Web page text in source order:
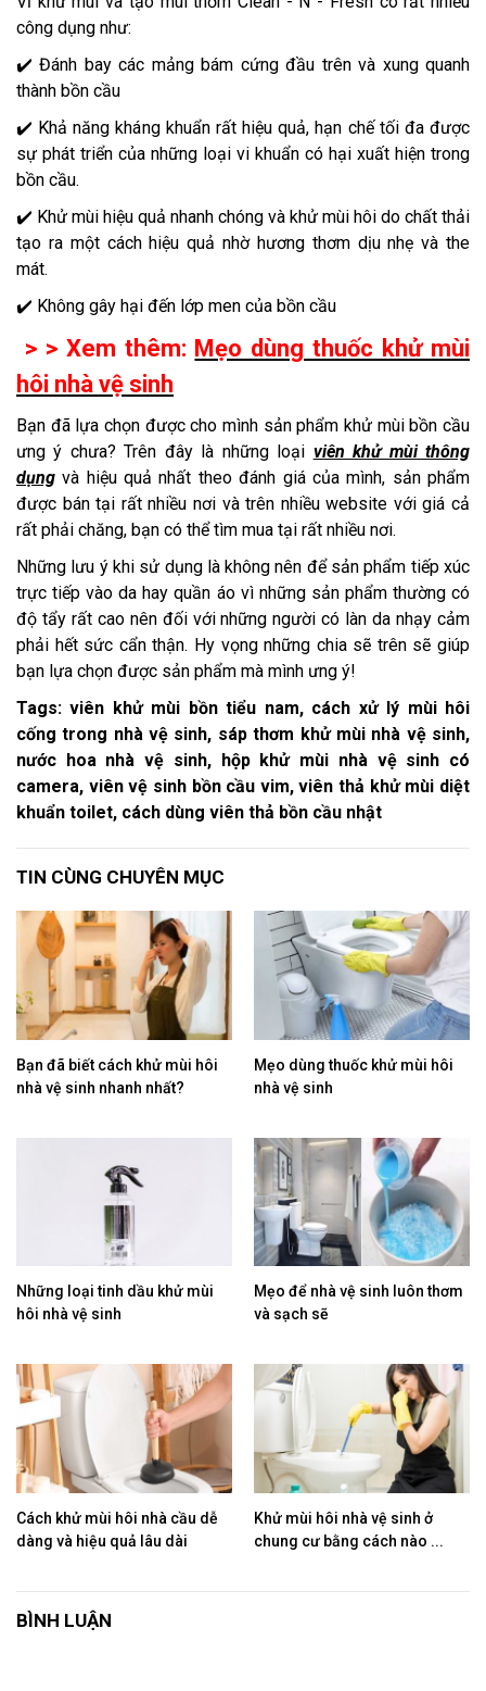
công dụng như:
✔️ Đánh bay các mảng bám cứng đầu trên và xung quanh
thành bồn cầu
✔️ Khả năng kháng khuẩn rất hiệu quả, hạn chế tối đa được
sự phát triển của những loại vi khuẩn có hại xuất hiện trong
bồn cầu.
✔️ Khử mùi hiệu quả nhanh chóng và khử mùi hôi do chất thải
tạo ra một cách hiệu quả nhờ hương thơm dịu nhẹ và the
mát.
✔️ Không gây hại đến lớp men của bồn cầu
> > Xem thêm: Mẹo dùng thuốc khử mùi
hôi nhà vệ sinh
Bạn đã lựa chọn được cho mình sản phẩm khử mùi bồn cầu
ưng ý chưa? Trên đây là những loại viên khử mùi thông
dụng và hiệu quả nhất theo đánh giá của mình, sản phẩm
được bán tại rất nhiều nơi và trên nhiều website với giá cả
rất phải chăng, bạn có thể tìm mua tại rất nhiều nơi.
Những lưu ý khi sử dụng là không nên để sản phẩm tiếp xúc
trực tiếp vào da hay quần áo vì những sản phẩm thường có
độ tẩy rất cao nên đối với những người có làn da nhạy cảm
phải hết sức cẩn thận. Hy vọng những chia sẽ trên sẽ giúp
bạn lựa chọn được sản phẩm mà mình ưng ý!
Tags: viên khử mùi bồn tiểu nam, cách xử lý mùi hôi
cống trong nhà vệ sinh, sáp thơm khử mùi nhà vệ sinh,
nước hoa nhà vệ sinh, hộp khử mùi nhà vệ sinh có
camera, viên vệ sinh bồn cầu vim, viên thả khử mùi diệt
khuẩn toilet, cách dùng viên thả bồn cầu nhật
TIN CÙNG CHUYÊN MỤC
Bạn đã biết cách khử mùi hôi
nhà vệ sinh nhanh nhất?
Mẹo dùng thuốc khử mùi hôi
nhà vệ sinh
Những loại tinh dầu khử mùi
hôi nhà vệ sinh
Mẹo để nhà vệ sinh luôn thơm
và sạch sẽ
Cách khử mùi hôi nhà cầu dễ
dàng và hiệu quả lâu dài
Khử mùi hôi nhà vệ sinh ở
chung cư bằng cách nào ...
BÌNH LUẬN